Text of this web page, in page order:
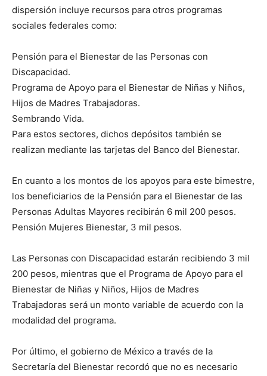
dispersión incluye recursos para otros programas
sociales federales como:
Pensión para el Bienestar de las Personas con
Discapacidad.
Programa de Apoyo para el Bienestar de Niñas y Niños,
Hijos de Madres Trabajadoras.
Sembrando Vida.
Para estos sectores, dichos depósitos también se
realizan mediante las tarjetas del Banco del Bienestar.
En cuanto a los montos de los apoyos para este bimestre,
los beneficiarios de la Pensión para el Bienestar de las
Personas Adultas Mayores recibirán 6 mil 200 pesos.
Pensión Mujeres Bienestar, 3 mil pesos.
Las Personas con Discapacidad estarán recibiendo 3 mil
200 pesos, mientras que el Programa de Apoyo para el
Bienestar de Niñas y Niños, Hijos de Madres
Trabajadoras será un monto variable de acuerdo con la
modalidad del programa.
Por último, el gobierno de México a través de la
Secretaría del Bienestar recordó que no es necesario